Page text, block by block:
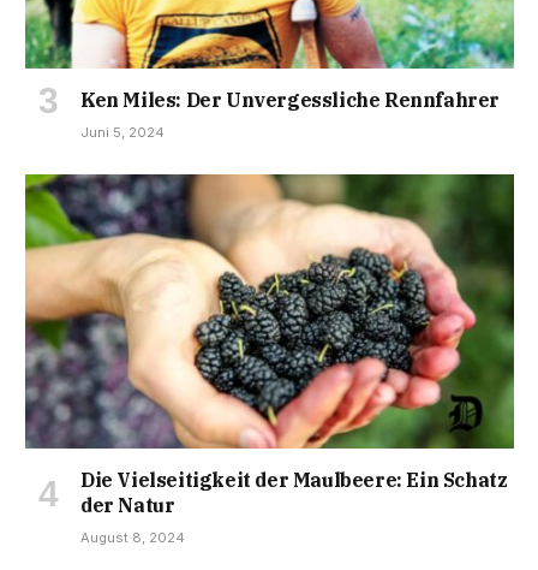
Ken Miles: Der Unvergessliche Rennfahrer
Juni 5, 2024
Die Vielseitigkeit der Maulbeere: Ein Schatz
der Natur
August 8, 2024